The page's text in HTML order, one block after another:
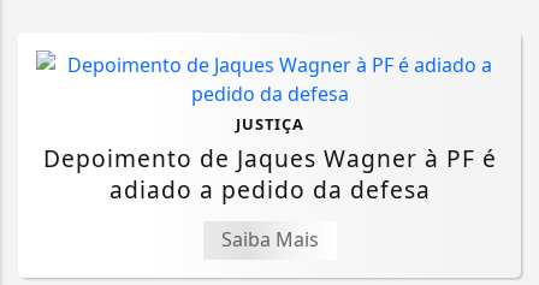
JUSTIÇA
Depoimento de Jaques Wagner à PF é
adiado a pedido da defesa
Saiba Mais